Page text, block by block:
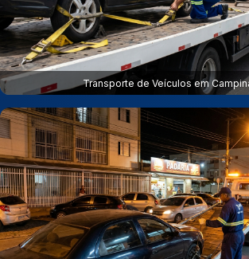
Transporte de Veículos em